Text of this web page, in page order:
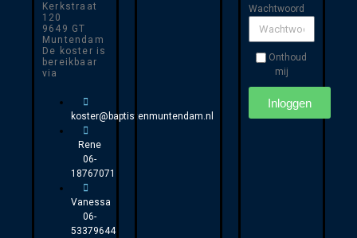
Kerkstraat
120
9649 GT
Muntendam
De koster is
bereikbaar
via
koster@baptistenmuntendam.nl
Rene
06-
18767071
Vanessa
06-
53379644
Wachtwoord
Onthoud
mij
Inloggen